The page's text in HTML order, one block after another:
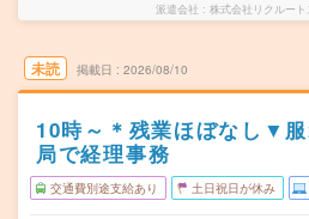
派遣会社 株式会社リクルー
未読 掲載日 2026/08/10
10時～＊残業ほぼなし▼
局で経理事務
交通費別途支給あり 土日祝日が休み